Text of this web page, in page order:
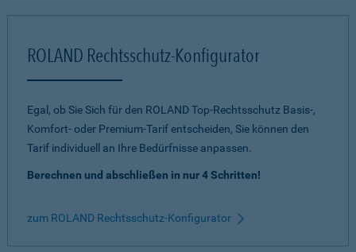
ROLAND Rechtsschutz-Konfigurator
Egal, ob Sie Sich für den ROLAND Top-Rechtsschutz Basis-,
Komfort- oder Premium-Tarif entscheiden, Sie können den
Tarif individuell an Ihre Bedürfnisse anpassen.
Berechnen und abschließen in nur 4 Schritten!
zum ROLAND Rechtsschutz-Konfigurator